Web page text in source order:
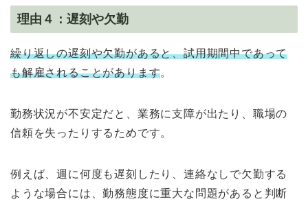
理由４：遅刻や欠勤
繰り返しの遅刻や欠勤があると、試用期間中であって
も解雇されることがあります。
勤務状況が不安定だと、業務に支障が出たり、職場の
信頼を失ったりするためです。
例えば、週に何度も遅刻したり、連絡なしで欠勤する
ような場合には、勤務態度に重大な問題があると判断